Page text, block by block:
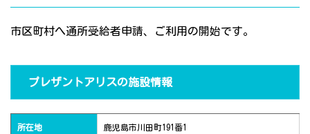
市区町村へ通所受給者申請、ご利用の開始です。
プレザントアリスの施設情報
所在地 鹿児島市川田町191番1